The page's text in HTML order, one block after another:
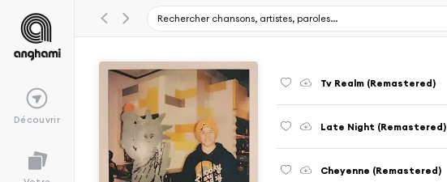
Découvrir
Tv Realm (Remastered)
Late Night (Remastered)
Cheyenne (Remastered)